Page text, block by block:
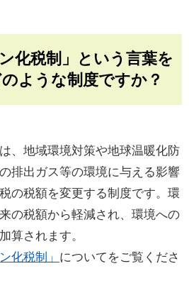
化税制」という言葉を
ような制度ですか？
、地域環境対策や地球温暖化防
排出ガス等の環境に与える影響
の税額を変更する制度です。環
の税額から軽減され、環境への
算されます。
化税制」 についてをご覧くださ